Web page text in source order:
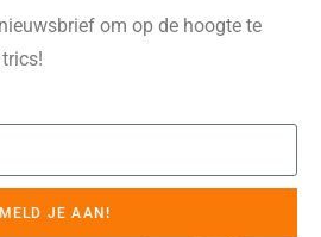
om op de hoogte te
MELD JE AAN!